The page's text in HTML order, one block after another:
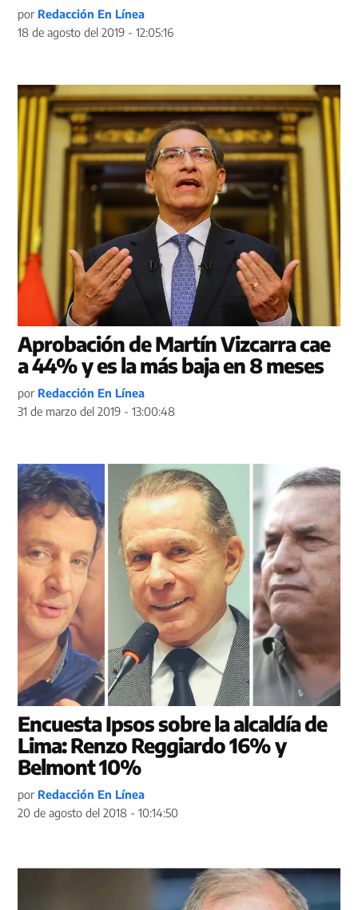
por Redacción En Línea
18 de agosto del 2019 - 12:05:16
Aprobación de Martín Vizcarra cae
a 44% y es la más baja en 8 meses
por Redacción En Línea
31 de marzo del 2019 - 13:00:48
Encuesta Ipsos sobre la alcaldía de
Lima: Renzo Reggiardo 16% y
Belmont 10%
por Redacción En Línea
20 de agosto del 2018 - 10:14:50